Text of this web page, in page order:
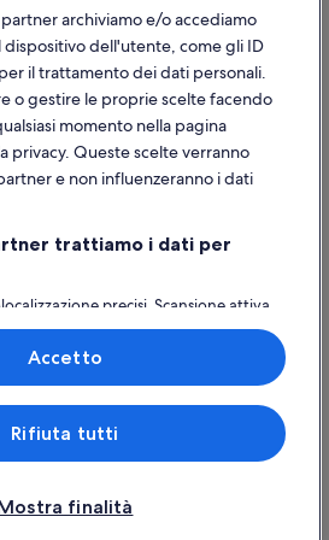
di un hotel o una casa vacanze
di Expedia Group. Tutti i diritti riservati.
sono marchi registrati o marchi di Expedia,
partner archiviamo e/o accediamo
dispositivo dell'utente, come gli ID
il trattamento dei dati personali.
o gestire le proprie scelte facendo
momento nella pagina
privacy. Queste scelte verranno
e non influenzeranno i dati
trattiamo i dati per
precisi. Scansione attiva
dispositivo ai fini
informazioni su dispositivo
e contenuti personalizzati,
dei contenuti e degli
sviluppo di servizi.
(fornitori)
finalità
Rifiuta tutti
Accetto